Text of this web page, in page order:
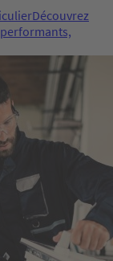
Découvrez
performants,